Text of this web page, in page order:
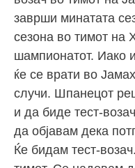
заврши минатата
сезона во тимот на
шампионатот. Иако
ќе се врати во
случи. Шпанецот
и да биде тест-
да објавам дека
Ќе бидам тест-